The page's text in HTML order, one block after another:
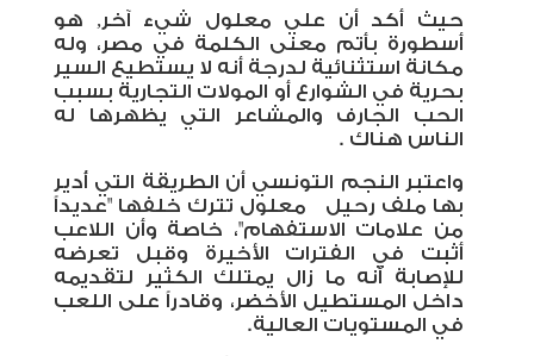
حيث أكد أن علي معلول شيء آخر, هو
أسطورة بأتم معنى الكلمة في مصر، وله
مكانة استثنائية لدرجة أنه لا يستطيع السير
بحرية في الشوارع أو المولات التجارية بسبب
الحب الجارف والمشاعر التي يظهرها له
الناس هناك .
واعتبر النجم التونسي أن الطريقة التي أُدير
بها ملف رحيل معلول تترك خلفها "عديداً
من علامات الاستفهام"، خاصة وأن اللاعب
أثبت في الفترات الأخيرة وقبل تعرضه
للإصابة أنه ما زال يمتلك الكثير لتقديمه
داخل المستطيل الأخضر، وقادراً على اللعب
في المستويات العالية.